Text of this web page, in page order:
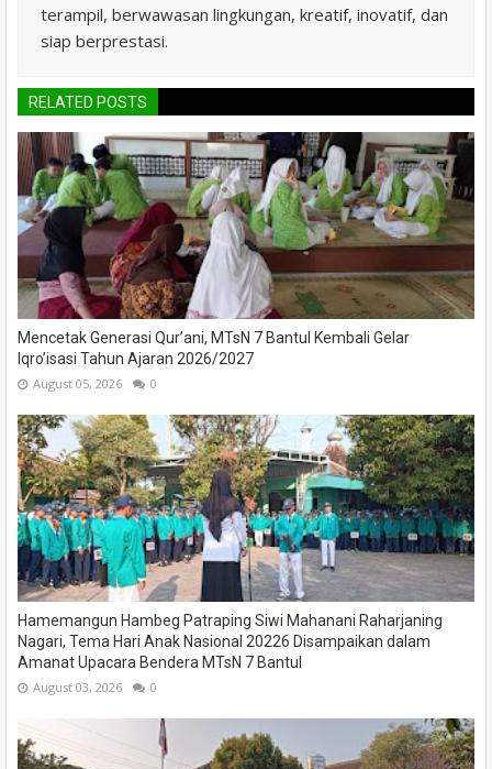
terampil, berwawasan lingkungan, kreatif, inovatif, dan
siap berprestasi.
RELATED POSTS
Mencetak Generasi Qur’ani, MTsN 7 Bantul Kembali Gelar
Iqro’isasi Tahun Ajaran 2026/2027
August 05, 2026 0
Hamemangun Hambeg Patraping Siwi Mahanani Raharjaning
Nagari, Tema Hari Anak Nasional 20226 Disampaikan dalam
Amanat Upacara Bendera MTsN 7 Bantul
August 03, 2026 0